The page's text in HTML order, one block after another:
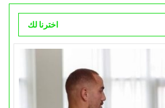
اخترنا لك